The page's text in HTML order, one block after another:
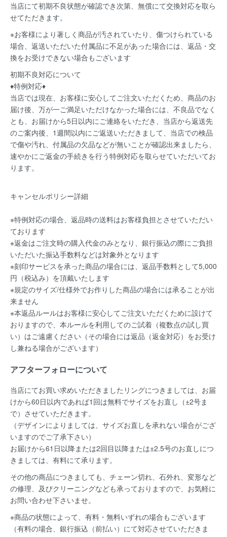
当店にて初期不良状態が確認でき次第、無償にて交換対応を取ら
せてただきます。
※お客様により著しく商品が汚されていたり、傷つけられている
場合、返送いただいた付属品に不足があった場合には、返品・交
換をお受けできない場合もございます
初期不良対応について
♦特例対応♦
当店では現在、お客様に安心してご注文いただくため、商品のお
届け後、万が一ご満足いただけなかった場合には、不良品でなく
とも、お届けから5日以内にご連絡をいただき、当店から返送先
のご案内後、1週間以内にご返送いただきまして、当店での検品
で傷や汚れ、付属品の欠品などが無いことが確認出来ましたら、
速やかにご返金の手続きを行う特例対応を取らせていただいてお
ります。
キャンセルポリシー詳細
※特例対応の場合、返品時の送料はお客様負担とさせていただい
ております
※返金はご注文時の購入代金のみとなり、銀行振込の際にご負担
いただいた振込手数料などは対象外となります
※刻印サービスを承った商品の場合には、返品手数料として5,000
円（税込み）を頂戴いたします
※規定のサイズ/仕様外でお作りした商品の場合には承ることが出
来ません
※本返品ルールはお客様に安心してご注文いただくために設けて
おりますので、本ルールを利用してのご試着（複数点の試し買
い）はご遠慮ください（その場合には返品（返金対応）をお受け
し兼ねる場合がございます）
アフターフォローについて
当店にてお買い求めいただきましたリングにつきましては、お届
けから60日以内であれば1回は無料でサイズをお直し（±2号ま
で）させていただきます。
（デザインによりましては、サイズお直しを承れない場合がござ
いますのでご了承下さい）
お届けから61日以降または2回目以降または±2.5号のお直しにつ
きましては、有料にて承ります。
その他の商品につきましても、チェーン切れ、石外れ、変形など
の修理、及びクリーニングなども承っておりますので、お気軽に
お問い合わせ下さいませ。
※商品の状態によって、有料・無料いずれの場合もございます
（有料の場合、銀行振込（前払い）にて対応させていただきま